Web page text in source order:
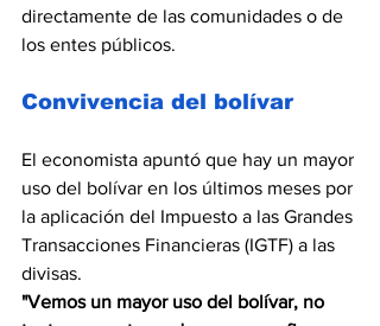
directamente de las comunidades o de
los entes públicos.
Convivencia del bolívar
El economista apuntó que hay un mayor
uso del bolívar en los últimos meses por
la aplicación del Impuesto a las Grandes
Transacciones Financieras (IGTF) a las
divisas.
"Vemos un mayor uso del bolívar, no